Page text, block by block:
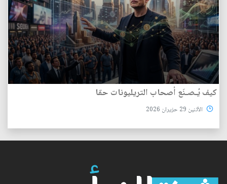
كيف يُـصـنَع أصحاب التريليونات حقا
الأثنين 29 حزيران 2026